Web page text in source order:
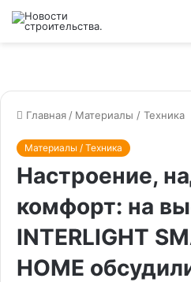
Главная / Материалы / Техника
Материалы / Техника
Настроение,
комфорт: на
INTERLIGHT
HOME